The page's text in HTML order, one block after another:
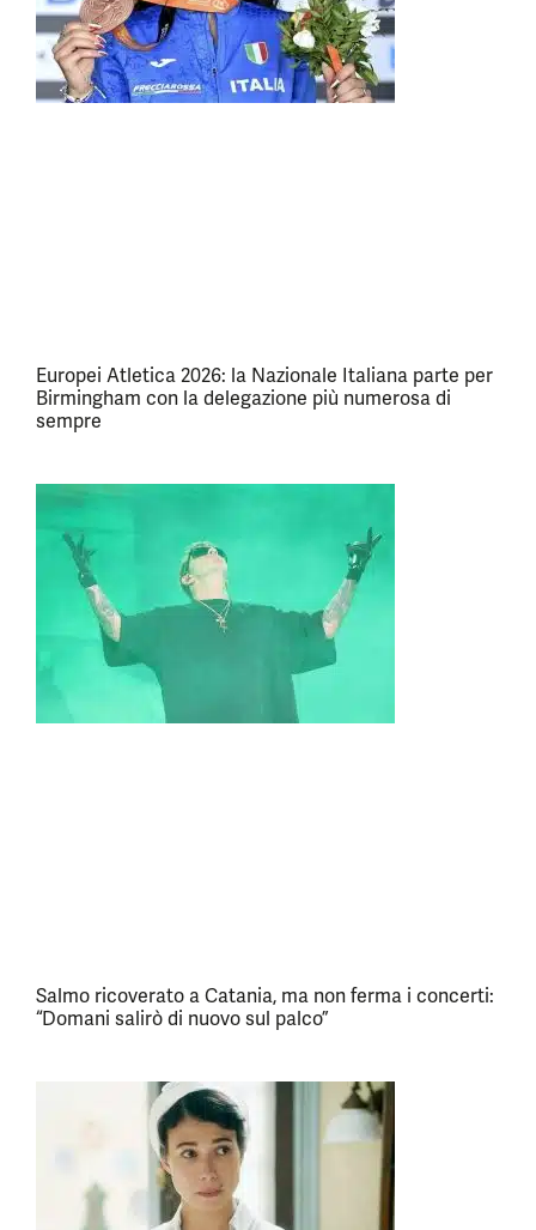
Europei Atletica 2026: la Nazionale Italiana parte per
Birmingham con la delegazione più numerosa di
sempre
Salmo ricoverato a Catania, ma non ferma i concerti:
“Domani salirò di nuovo sul palco”